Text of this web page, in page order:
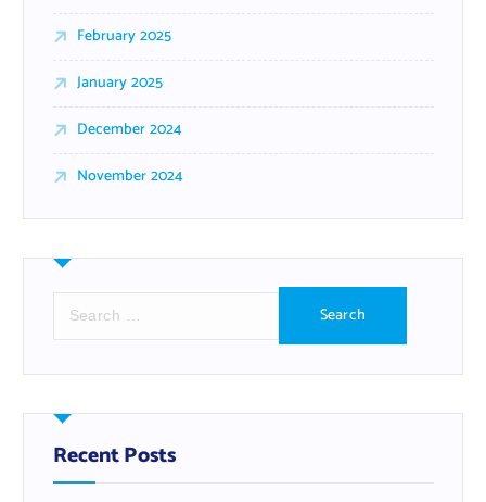
February 2025
January 2025
December 2024
November 2024
r
h
f
oRecent Posts